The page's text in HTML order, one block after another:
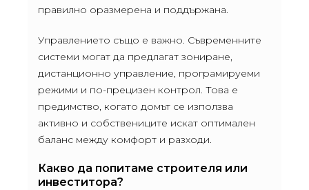
правилно оразмерена и поддържана.
Управлението също е важно. Съвременните
системи могат да предлагат зониране,
дистанционно управление, програмируеми
режими и по-прецизен контрол. Това е
предимство, когато домът се използва
активно и собствениците искат оптимален
баланс между комфорт и разходи.
Какво да попитаме строителя или
инвеститора?